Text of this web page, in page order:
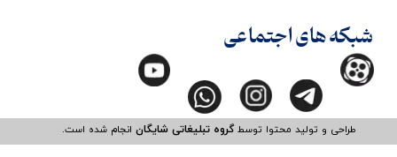
طراحی و تولید محتوا توسطگروه تبلیغاتی شایگانانجام شده است.​​​​​​​
شبکه های اجتماعی